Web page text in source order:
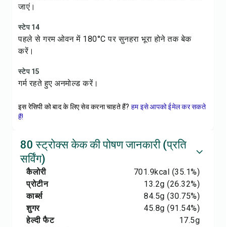
जाएं।
स्टेप 14
पहले से गरम ओवन में 180°C पर सुनहरा भूरा होने तक बेक
करें।
स्टेप 15
गर्म रहते हुए अनमोल्ड करें।
इस रेसिपी को बाद के लिए सेव करना चाहते हैं? हम इसे आपको ईमेल कर सकते
हैं!
80 स्ट्रोक्स केक की पोषण जानकारी (प्रति
सर्विंग)
कैलोरी 701.9kcal (35.1%)
प्रोटीन
13.2g (26.32%)
कार्ब्स
84.5g (30.75%)
शुगर
45.8g (91.54%)
हेल्दी फैट
17.5g